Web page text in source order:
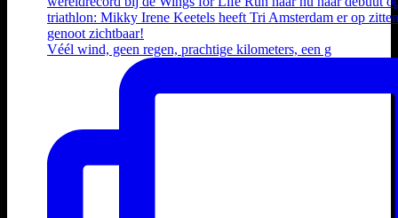
Véél wind, geen regen, prachtige kilometers, een g